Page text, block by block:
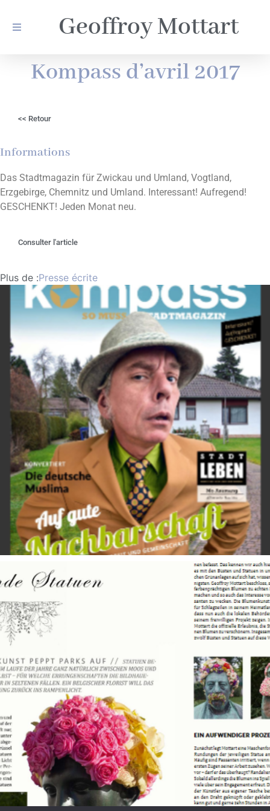
Geoffroy Mottart
Kompass d’avril 2017
<< Retour
Informations
Das Stadtmagazin für Zwickau und Umland, Vogtland,
Erzgebirge, Chemnitz und Umland. Interessant! Aufregend!
GESCHENKT! Jeden Monat neu.
Consulter l'article
Plus de :Presse écrite